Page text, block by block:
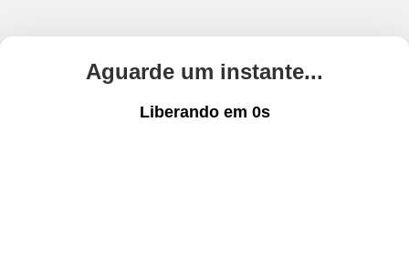
Aguarde um instante...
Liberando em 0s